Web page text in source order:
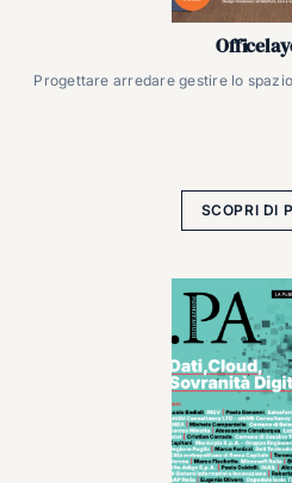
Progettare arredare gestire lo
SCOPRI DI